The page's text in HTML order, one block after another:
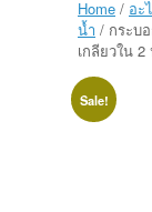
Home / อะ
น้ำ / กระบ
เกลียวใน
Sale!